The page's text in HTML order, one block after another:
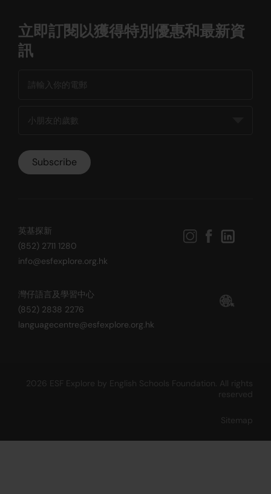
立即訂閱以獲得特別優惠和最新資
訊
英基探新
(852) 2711 1280
info@esfexplore.org.hk
灣仔語言及學習中心
(852) 2838 2276
languagecentre@esfexplore.org.hk
2026 ESF Explore by English Schools Foundation. All rights
reserved
Sitemap